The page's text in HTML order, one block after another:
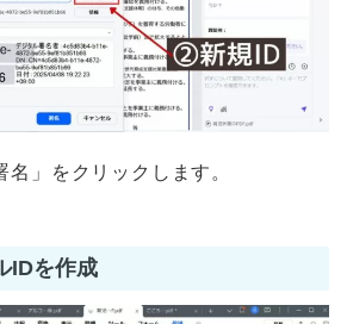
」をクリックします。
IDを作成